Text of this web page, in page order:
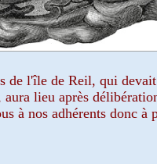
l'île de Reil, qui
lieu après
à nos adhérents donc à